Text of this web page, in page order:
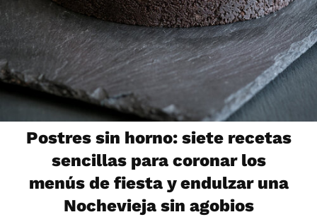
Postres sin horno: siete recetas
sencillas para coronar los
menús de fiesta y endulzar una
Nochevieja sin agobios